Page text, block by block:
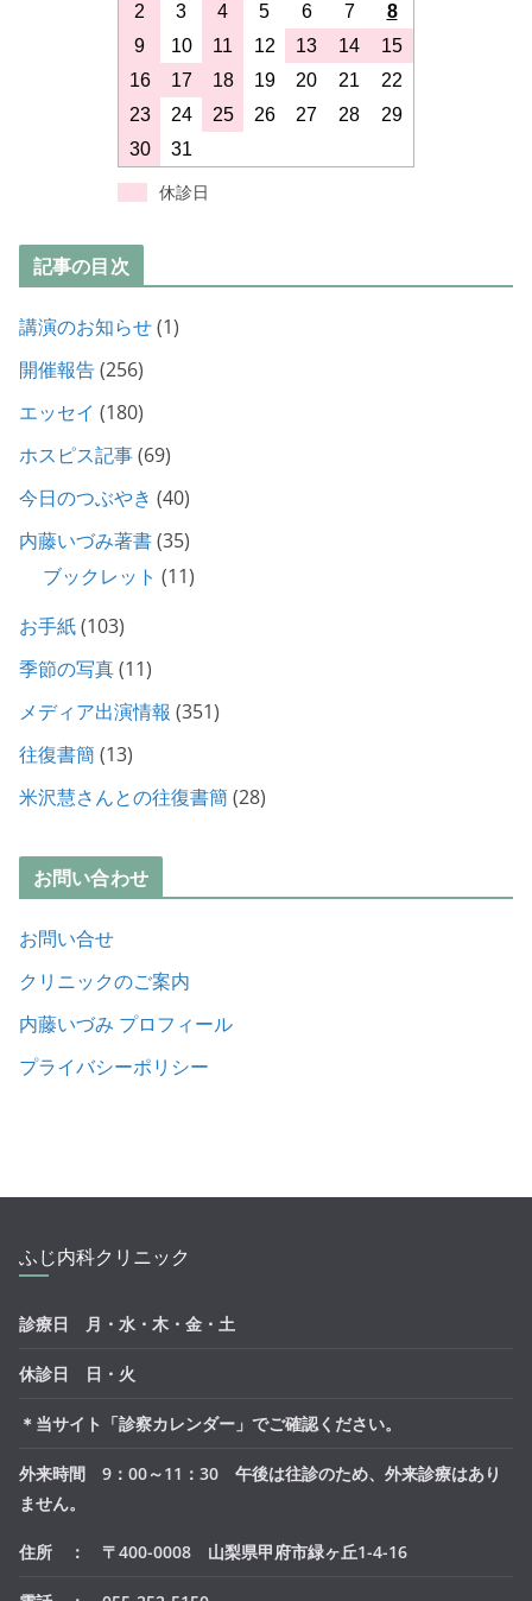
2
3 4 5 6 7
8
9
10 11 12 13 14
15
16
17 18 19 20 21
22
23
24 25 26 27 28
29
30
31
休診日
記事の目次
講演のお知らせ(1)
開催報告(256)
エッセイ (180)
ホスピス記事(69)
今日のつぶやき (40)
内藤いづみ著書(35)
ブックレット (11)
お手紙(103)
季節の写真(11)
メディア出演情報 (351)
往復書簡 (13)
米沢慧さんとの往復書簡 (28)
お問い合わせ
お問い合せ
クリニックのご案内
内藤いづみ プロフィール
プライバシーポリシー
ふじ内科クリニック
診療日 月・水・木・金・土
休診日 日・火
＊当サイト「診察カレンダー」でご確認ください。
外来時間 9：00～11：30 午後は往診のため、外来診療はあり
ません。
住所 ： 〒400-0008 山梨県甲府市緑ヶ丘1-4-16